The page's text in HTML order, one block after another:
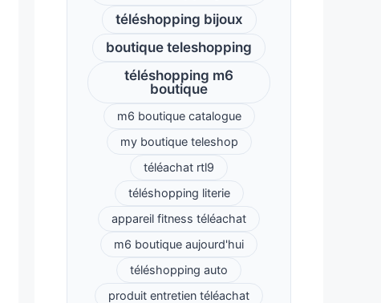
téléshopping bijoux
boutique teleshopping
téléshopping m6
boutique
m6 boutique catalogue
my boutique teleshop
téléachat rtl9
téléshopping literie
appareil fitness téléachat
m6 boutique aujourd'hui
téléshopping auto
produit entretien téléachat